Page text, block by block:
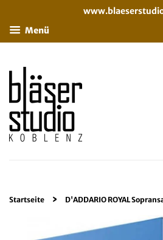
Menü
Startseite › D'ADDARIO ROYAL